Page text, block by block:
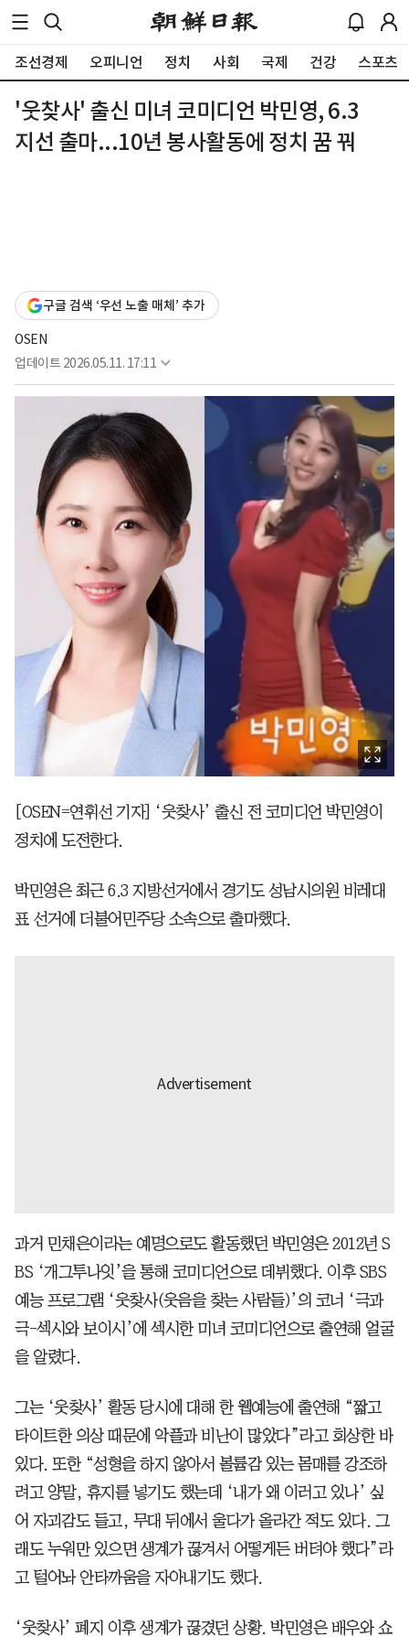
조선경제 오피니언 정치 사회 국제 건강 스포츠
'웃찾사' 출신 미녀 코미디언 박민영, 6.3
지선 출마...10년 봉사활동에 정치 꿈 꿔
구글 검색 ‘우선 노출 매체’ 추가
OSEN
업데이트 2026.05.11. 17:11
[OSEN=연휘선 기자] ‘웃찾사’ 출신 전 코미디언 박민영이
정치에 도전한다.
박민영은 최근 6.3 지방선거에서 경기도 성남시의원 비레대
표 선거에 더불어민주당 소속으로 출마했다.
과거 민채은이라는 예명으로도 활동했던 박민영은 2012년 S
BS ‘개그투나잇’을 통해 코미디언으로 데뷔했다. 이후 SBS
예능 프로그램 ‘웃찾사(웃음을 찾는 사람들)’의 코너 ‘극과
극-섹시와 보이시’에 섹시한 미녀 코미디언으로 출연해 얼굴
을 알렸다.
그는 ‘웃찾사’ 활동 당시에 대해 한 웹예능에 출연해 “짧고
타이트한 의상 때문에 악플과 비난이 많았다”라고 회상한 바
있다. 또한 “성형을 하지 않아서 볼륨감 있는 몸매를 강조하
려고 양말, 휴지를 넣기도 했는데 ‘내가 왜 이러고 있나’ 싶
어 자괴감도 들고, 무대 뒤에서 울다가 올라간 적도 있다. 그
래도 누워만 있으면 생계가 끊겨서 어떻게든 버텨야 했다”라
고 털어놔 안타까움을 자아내기도 했다.
‘웃찾사’ 폐지 이후 생계가 끊겼던 상황. 박민영은 배우와 쇼